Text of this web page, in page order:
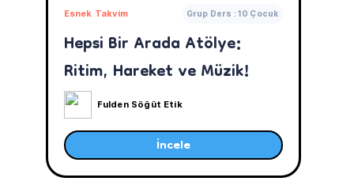
Esnek Takvim Grup Ders : 10 Çocuk
Hepsi Bir Arada Atölye:
Ritim, Hareket ve Müzik!
Fulden Söğüt Etik
İncele